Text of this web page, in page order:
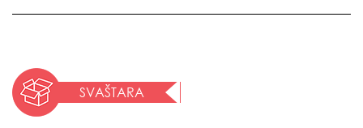
SVAŠTARA